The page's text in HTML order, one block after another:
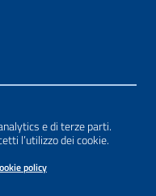
e di terze parti.
l’utilizzo dei cookie.
policy
| Basato sul